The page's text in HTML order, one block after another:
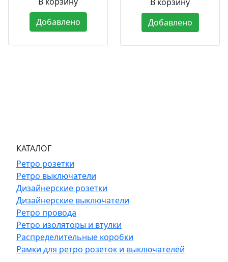
Добавлено
Добавлено
КАТАЛОГ
Ретро розетки
Ретро выключатели
Дизайнерские розетки
Дизайнерские выключатели
Ретро провода
Ретро изоляторы и втулки
Распределительные коробки
Рамки для ретро розеток и выключателей